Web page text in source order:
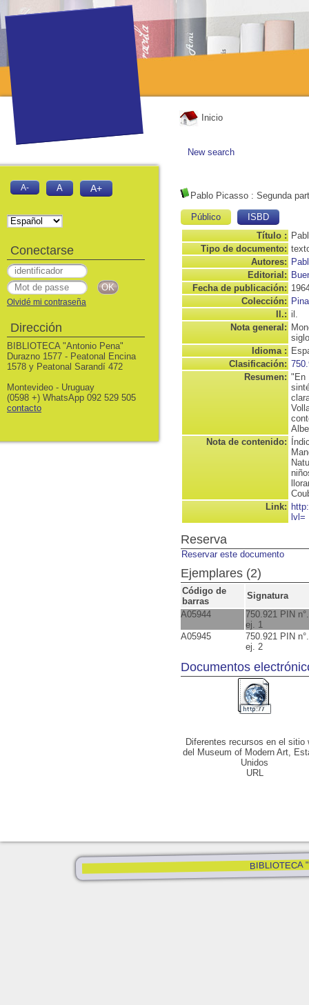
Inicio
New search
Pablo Picasso : Segunda
Público
ISBD
Título :
Tipo de documento:
Autores:
Editorial:
Fecha de publicación:
Colección:
Il.: il.
Nota general:
Idioma :
Clasificación:
Resumen: "En
Nota de contenido:
Link:
lvl=
Reserva
Reservar este documento
Ejemplares (2)
Código de
barras
Signatura
A05944
750.921 PIN
ej. 1
A05945
750.921 PIN
ej. 2
Documentos
Diferentes recursos en el sitio
del Museum of Modern Art,
Unidos
URL
BIBLIOTECA
A- A A+
Conectarse
Olvidé mi contraseña
Dirección
BIBLIOTECA "Antonio Pena"
Durazno 1577 - Peatonal Encina
1578 y Peatonal Sarandí 472
Montevideo - Uruguay
(0598 +) WhatsApp 092 529 505
contacto